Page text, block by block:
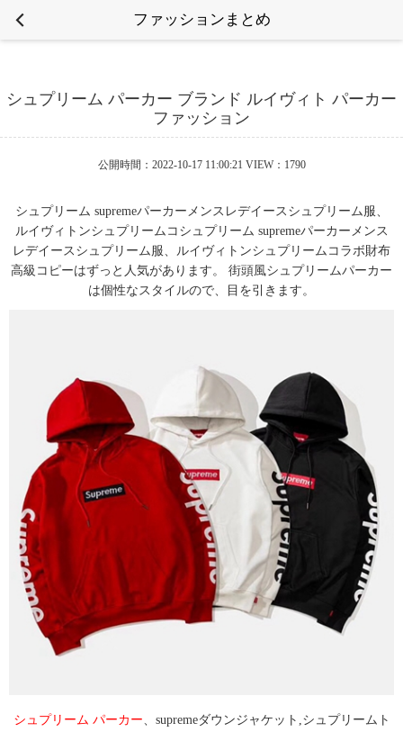
ファッションまとめ
シュプリーム パーカー ブランド ルイヴィト パーカー
ファッション
公開時間：2022-10-17 11:00:21 VIEW：1790
シュプリーム supremeパーカーメンスレデイースシュプリーム服、
ルイヴィトンシュプリームコシュプリーム supremeパーカーメンス
レデイースシュプリーム服、ルイヴィトンシュプリームコラボ財布
高級コピーはずっと人気があります。 街頭風シュプリームパーカー
は個性なスタイルので、目を引きます。
シュプリーム パーカー、supremeダウンジャケット,シュプリームト